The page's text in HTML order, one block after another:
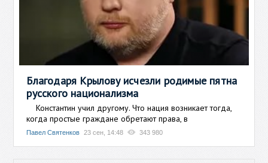
Благодаря Крылову исчезли родимые пятна
русского национализма
Константин учил другому. Что нация возникает тогда,
когда простые граждане обретают права, в
Павел Святенков 23 сен, 14:48 343 980